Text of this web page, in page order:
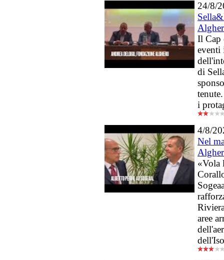
24/8/
Il Cap
eventi
di
i
4/8/
Nel
«Vola
aree